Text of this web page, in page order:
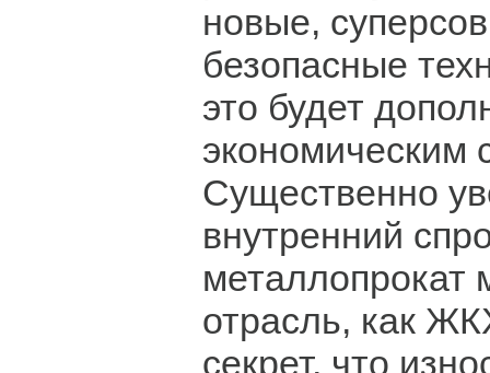
новые,
безопасные
это будет
экономическим
Существенно
внутренний
металлопрокат
отрасль, как
секрет, что